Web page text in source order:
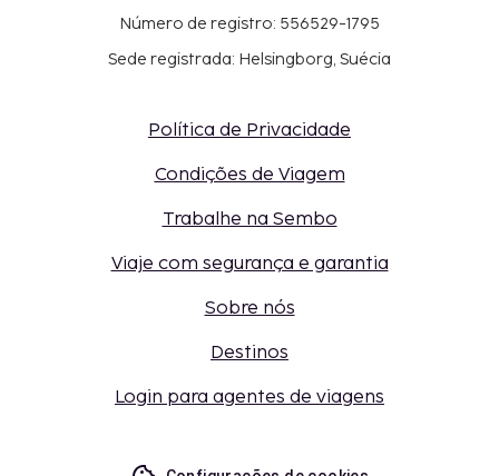
Número de registro: 556529-1795
Sede registrada: Helsingborg, Suécia
Política de Privacidade
Condições de Viagem
Trabalhe na Sembo
Viaje com segurança e garantia
Sobre nós
Destinos
Login para agentes de viagens